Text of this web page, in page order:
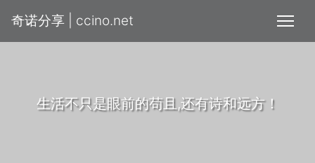
奇诺分享 | ccino.net
生活不只是眼前的苟且,还有诗和远方！